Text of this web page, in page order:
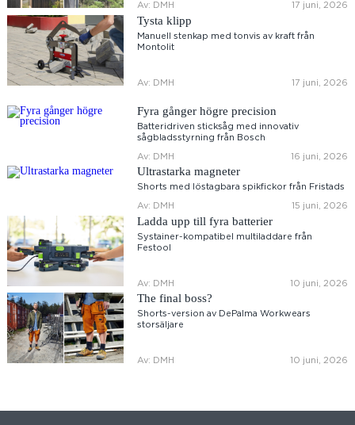
Av: DMH 17 juni, 2026
Tysta klipp
Manuell stenkap med tonvis av kraft från
Montolit
Av: DMH 17 juni, 2026
Fyra gånger högre precision
Batteridriven sticksåg med innovativ
sågbladsstyrning från Bosch
Av: DMH 16 juni, 2026
Ultrastarka magneter
Shorts med löstagbara spikfickor från Fristads
Av: DMH 15 juni, 2026
Ladda upp till fyra batterier
Systainer-kompatibel multiladdare från
Festool
Av: DMH 10 juni, 2026
The final boss?
Shorts-version av DePalma Workwears
storsäljare
Av: DMH 10 juni, 2026